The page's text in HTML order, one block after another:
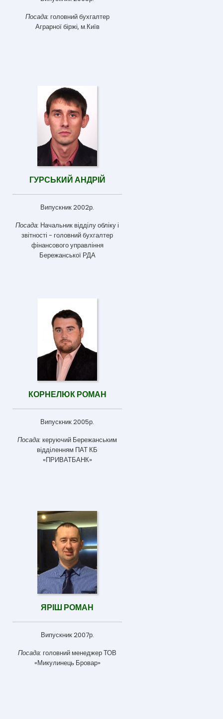
Посада: головний бухгалтер
Аграрної біржі, м.Київ
ГУРСЬКИЙ АНДРІЙ
Випускник 2002р.
Посада: Начальник відділу обліку і
звітності - головний бухгалтер
фінансового управління
Бережанської РДА
КОРНЕЛЮК РОМАН
Випускник 2005р.
Посада: керуючий Бережанським
відділенням ПАТ КБ
«ПРИВАТБАНК»
ЯРІШ РОМАН
Випускник 2007р.
Посада: головний менеджер ТОВ
«Микулинець Бровар»